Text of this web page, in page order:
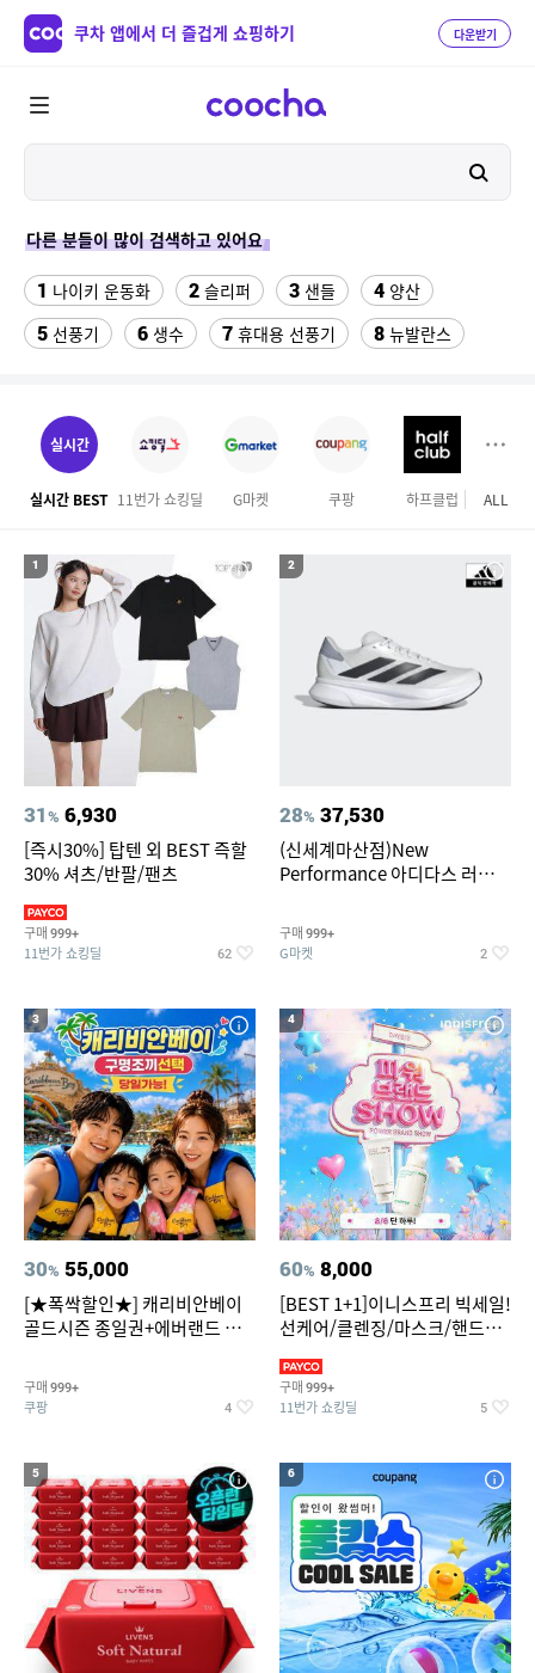
쿠차 앱에서 더 즐겁게 쇼핑하기 다운받기
다른 분들이 많이 검색하고 있어요
1 나이키 운동화 2 슬리퍼 3 샌들 4 양산
5 선풍기 6 생수 7 휴대용 선풍기 8 뉴발란스
12 rnrn 러닝조끼 구혜선
15 속초 체스터톤스 메가커피
18 무대의상 19 휴지 20 블루원 ALL
실시간
실시간 BEST 11번가 쇼킹딜 G마켓 쿠팡 하프클럽
1
31% 6,930
[즉시30%] 탑텐 외 BEST 즉할
30% 셔츠/반팔/팬츠
구매 999+
11번가 쇼킹딜 62
2
28% 37,530
(신세계마산점)New
Performance 아디다스 러닝화
구매 999+
G마켓 2
3
30% 55,000
[★폭싹할인★] 캐리비안베이
골드시즌 종일권+에버랜드 오
구매 999+
쿠팡 4
4
60% 8,000
[BEST 1+1]이니스프리 빅세일!
선케어/클렌징/마스크/핸드크
구매 999+
11번가 쇼킹딜 5
5 6